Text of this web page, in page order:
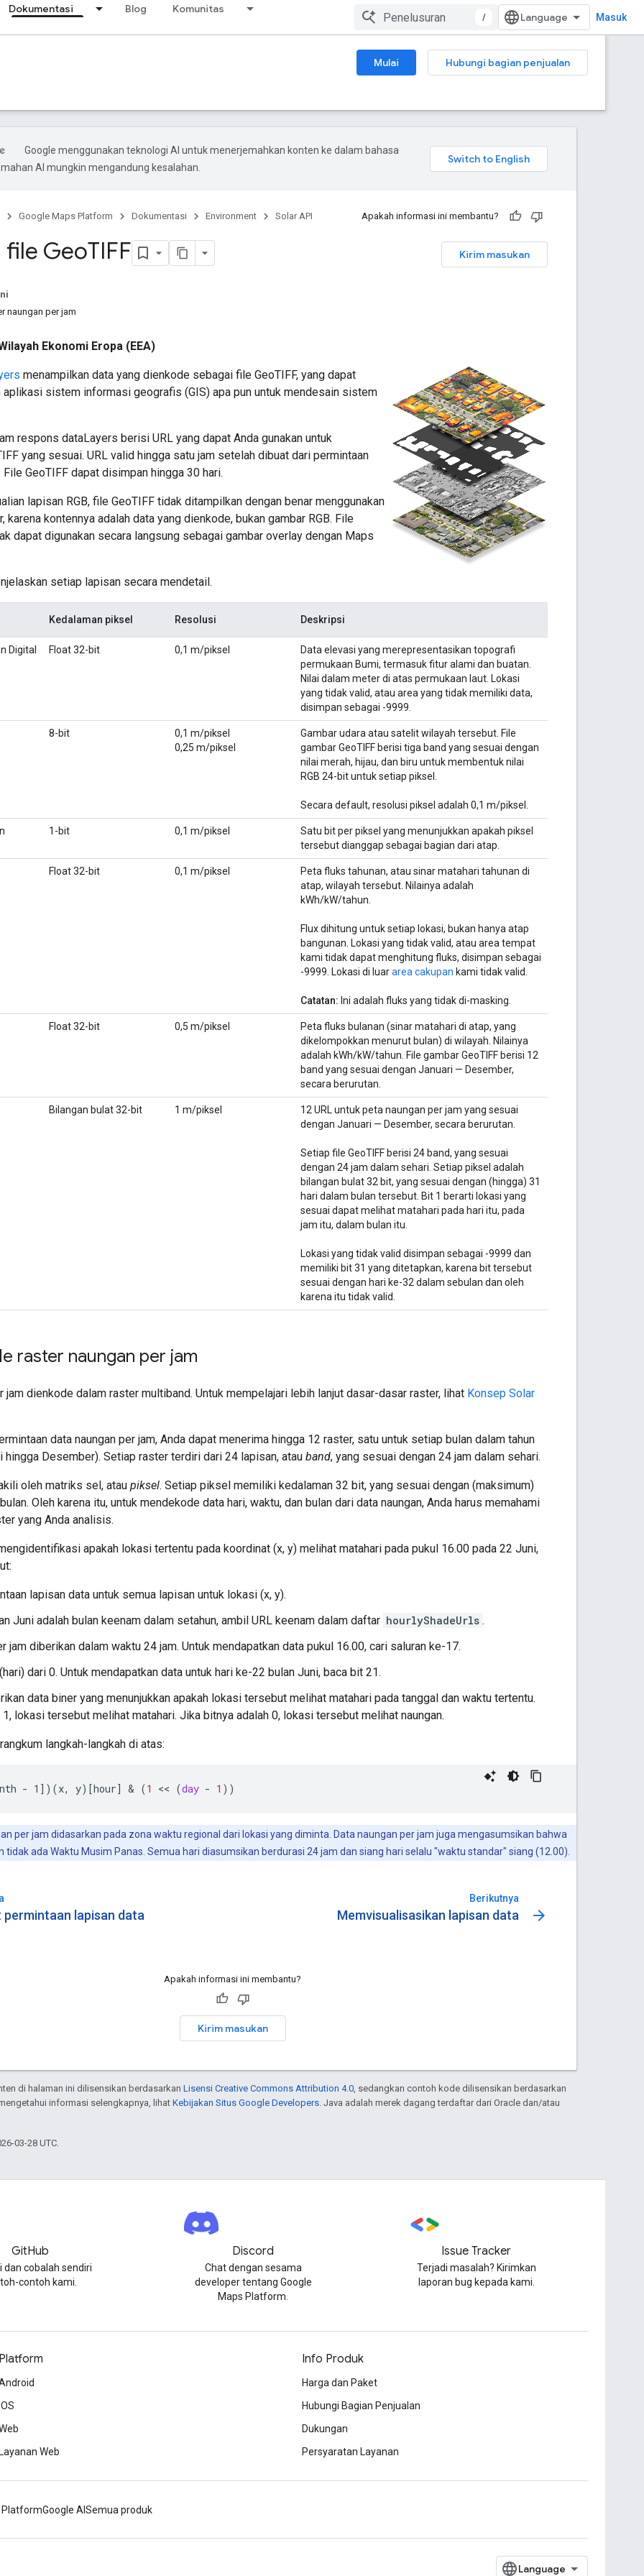
Dokumentasi Blog Komunitas
/ Masuk
Mulai
Hubungi bagian penjualan
Google menggunakan teknologi AI untuk menerjemahkan konten ke dalam bahasa
AI mungkin mengandung kesalahan.
Google Maps Platform Dokumentasi Environment Solar API Apakah informasi ini membantu?
Kirim masukan
file GeoTIFF
naungan per jam
Ekonomi Eropa (EEA)
menampilkan data yang dienkode sebagai file GeoTIFF, yang dapat
aplikasi sistem informasi geografis (GIS) apa pun untuk mendesain sistem
respons dataLayers berisi URL yang dapat Anda gunakan untuk
yang sesuai. URL valid hingga satu jam setelah dibuat dari permintaan
File GeoTIFF dapat disimpan hingga 30 hari.
lapisan RGB, file GeoTIFF tidak ditampilkan dengan benar menggunakan
karena kontennya adalah data yang dienkode, bukan gambar RGB. File
dapat digunakan secara langsung sebagai gambar overlay dengan Maps
setiap lapisan secara mendetail.
Kedalaman piksel Resolusi Deskripsi
Digital
Float 32-bit 0,1 m/piksel
Data elevasi yang merepresentasikan topografi
permukaan Bumi, termasuk fitur alami dan buatan.
Nilai dalam meter di atas permukaan laut. Lokasi
yang tidak valid, atau area yang tidak memiliki data,
disimpan sebagai -9999.
8-bit
0,1 m/piksel
0,25 m/piksel
Gambar udara atau satelit wilayah tersebut. File
gambar GeoTIFF berisi tiga band yang sesuai dengan
nilai merah, hijau, dan biru untuk membentuk nilai
RGB 24-bit untuk setiap piksel.
Secara default, resolusi piksel adalah 0,1 m/piksel.
1-bit 0,1 m/piksel
Satu bit per piksel yang menunjukkan apakah piksel
tersebut dianggap sebagai bagian dari atap.
Float 32-bit 0,1 m/piksel
Peta fluks tahunan, atau sinar matahari tahunan di
atap, wilayah tersebut. Nilainya adalah
kWh/kW/tahun.
Flux dihitung untuk setiap lokasi, bukan hanya atap
bangunan. Lokasi yang tidak valid, atau area tempat
kami tidak dapat menghitung fluks, disimpan sebagai
-9999. Lokasi di luararea cakupan kami tidak valid.
Catatan: Ini adalah fluks yang tidak di-masking.
Float 32-bit 0,5 m/piksel
Peta fluks bulanan (sinar matahari di atap, yang
dikelompokkan menurut bulan) di wilayah. Nilainya
adalah kWh/kW/tahun. File gambar GeoTIFF berisi 12
band yang sesuai dengan Januari — Desember,
secara berurutan.
Bilangan bulat 32-bit 1 m/piksel
12 URL untuk peta naungan per jam yang sesuai
dengan Januari — Desember, secara berurutan.
Setiap file GeoTIFF berisi 24 band, yang sesuai
dengan 24 jam dalam sehari. Setiap piksel adalah
bilangan bulat 32 bit, yang sesuai dengan (hingga) 31
hari dalam bulan tersebut. Bit 1 berarti lokasi yang
sesuai dapat melihat matahari pada hari itu, pada
jam itu, dalam bulan itu.
Lokasi yang tidak valid disimpan sebagai -9999 dan
memiliki bit 31 yang ditetapkan, karena bit tersebut
sesuai dengan hari ke-32 dalam sebulan dan oleh
karena itu tidak valid.
raster naungan per jam
jam dienkode dalam raster multiband. Untuk mempelajari lebih lanjut dasar-dasar raster, lihat Konsep Solar
data naungan per jam, Anda dapat menerima hingga 12 raster, satu untuk setiap bulan dalam tahun
hingga Desember). Setiap raster terdiri dari 24 lapisan, atau band, yang sesuai dengan 24 jam dalam sehari.
oleh matriks sel, atau piksel. Setiap piksel memiliki kedalaman 32 bit, yang sesuai dengan (maksimum)
Oleh karena itu, untuk mendekode data hari, waktu, dan bulan dari data naungan, Anda harus memahami
yang Anda analisis.
apakah lokasi tertentu pada koordinat (x, y) melihat matahari pada pukul 16.00 pada 22 Juni,
lapisan data untuk semua lapisan untuk lokasi (x, y).
Juni adalah bulan keenam dalam setahun, ambil URL keenam dalam daftar hourlyShadeUrls .
jam diberikan dalam waktu 24 jam. Untuk mendapatkan data pukul 16.00, cari saluran ke-17.
dari 0. Untuk mendapatkan data untuk hari ke-22 bulan Juni, baca bit 21.
data biner yang menunjukkan apakah lokasi tersebut melihat matahari pada tanggal dan waktu tertentu.
1, lokasi tersebut melihat matahari. Jika bitnya adalah 0, lokasi tersebut melihat naungan.
langkah-langkah di atas:
- 1 ] )(x, y) [hour] & (1 << (day - 1 ))
per jam didasarkan pada zona waktu regional dari lokasi yang diminta. Data naungan per jam juga mengasumsikan bahwa
tidak ada Waktu Musim Panas. Semua hari diasumsikan berdurasi 24 jam dan siang hari selalu "waktu standar" siang (12.00).
permintaan lapisan data
Berikutnya
Memvisualisasikan lapisan data arrow_forward
Apakah informasi ini membantu?
Kirim masukan
di halaman ini dilisensikan berdasarkan Lisensi Creative Commons Attribution 4.0 , sedangkan contoh kode dilisensikan berdasarkan
mengetahui informasi selengkapnya, lihat Kebijakan Situs Google Developers . Java adalah merek dagang terdaftar dari Oracle dan/atau
03-28 UTC.
GitHub
dan cobalah sendiri
contoh kami.
Discord
Chat dengan sesama
developer tentang Google
Maps Platform.
Issue Tracker
Terjadi masalah? Kirimkan
laporan bug kepada kami.
Platform
Layanan Web
Info Produk
Harga dan Paket
Hubungi Bagian Penjualan
Dukungan
Persyaratan Layanan
PlatformGoogle AI Semua produk